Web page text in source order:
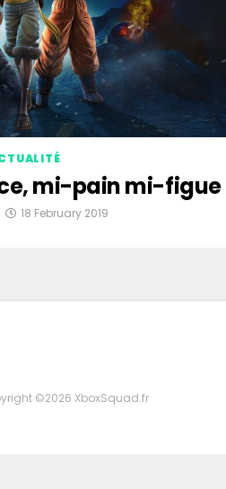
mi-pain mi-figue
18 February 2019
©2026 XboxSquad.fr